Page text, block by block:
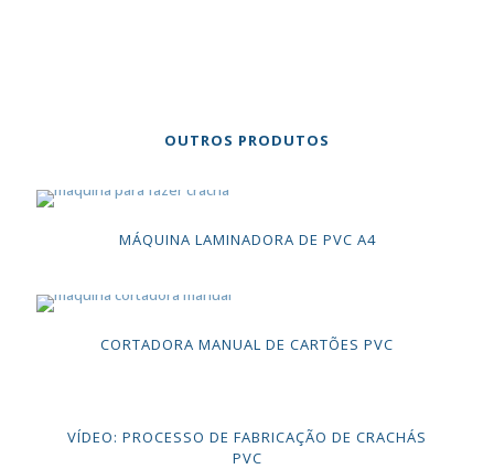
OUTROS PRODUTOS
MÁQUINA LAMINADORA DE PVC A4
CORTADORA MANUAL DE CARTÕES PVC
VÍDEO: PROCESSO DE FABRICAÇÃO DE CRACHÁS
PVC